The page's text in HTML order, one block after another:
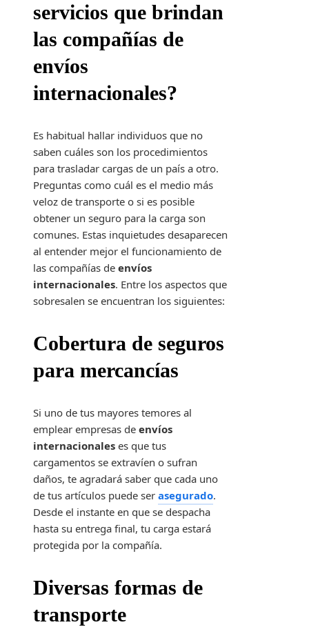
servicios que brindan
las compañías de
envíos
internacionales?
Es habitual hallar individuos que no
saben cuáles son los procedimientos
para trasladar cargas de un país a otro.
Preguntas como cuál es el medio más
veloz de transporte o si es posible
obtener un seguro para la carga son
comunes. Estas inquietudes desaparecen
al entender mejor el funcionamiento de
las compañías de envíos
internacionales. Entre los aspectos que
sobresalen se encuentran los siguientes:
Cobertura de seguros
para mercancías
Si uno de tus mayores temores al
emplear empresas de envíos
internacionales es que tus
cargamentos se extravíen o sufran
daños, te agradará saber que cada uno
de tus artículos puede ser asegurado.
Desde el instante en que se despacha
hasta su entrega final, tu carga estará
protegida por la compañía.
Diversas formas de
transporte